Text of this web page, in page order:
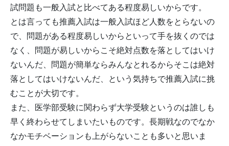
試問題も一般入試と比べてある程度易しいからです。
とは言っても推薦入試は一般入試ほど人数をとらないの
で、問題がある程度易しいからといって手を抜くのでは
なく、問題が易しいからこそ絶対点数を落としてはいけ
ないんだ、問題が簡単ならみんなとれるからそこは絶対
落としてはいけないんだ、という気持ちで推薦入試に挑
むことが大切です。
また、医学部受験に関わらず大学受験というのは誰しも
早く終わらせてしまいたいものです。長期戦なのでなか
なかモチベーションも上がらないことも多いと思いま